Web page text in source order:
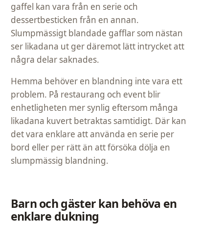
gaffel kan vara från en serie och
dessertbesticken från en annan.
Slumpmässigt blandade gafflar som nästan
ser likadana ut ger däremot lätt intrycket att
några delar saknades.
Hemma behöver en blandning inte vara ett
problem. På restaurang och event blir
enhetligheten mer synlig eftersom många
likadana kuvert betraktas samtidigt. Där kan
det vara enklare att använda en serie per
bord eller per rätt än att försöka dölja en
slumpmässig blandning.
Barn och gäster kan behöva en
enklare dukning